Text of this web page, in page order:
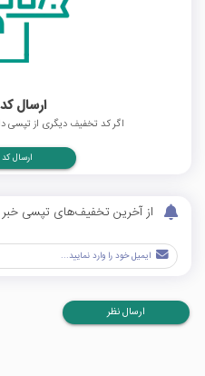
ارسال
اگر کد تخفیف دیگری از تپسی
ارسال
از آخرین تخفیف‌های تپسی خبر
ارسال نظر